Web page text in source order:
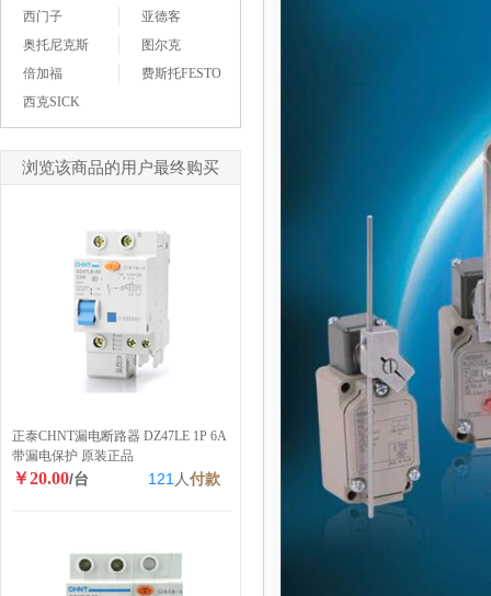
西门子
亚德客
奥托尼克斯
图尔克
倍加福
费斯托FESTO
西克SICK
浏览该商品的用户最终购买
正泰CHNT漏电断路器 DZ47LE 1P 6A
带漏电保护 原装正品
￥20.00/台 121 人付款